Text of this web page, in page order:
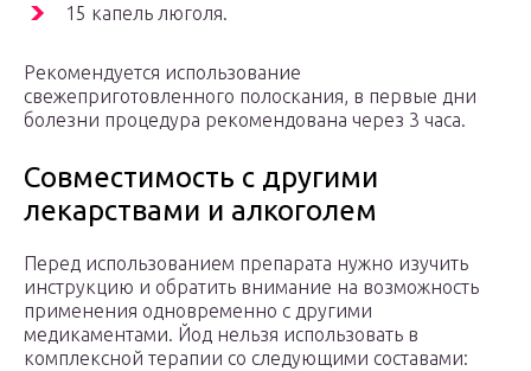
15 капель люголя.
Рекомендуется использование
свежеприготовленного полоскания, в первые дни
болезни процедура рекомендована через 3 часа.
Совместимость с другими
лекарствами и алкоголем
Перед использованием препарата нужно изучить
инструкцию и обратить внимание на возможность
применения одновременно с другими
медикаментами. Йод нельзя использовать в
комплексной терапии со следующими составами: